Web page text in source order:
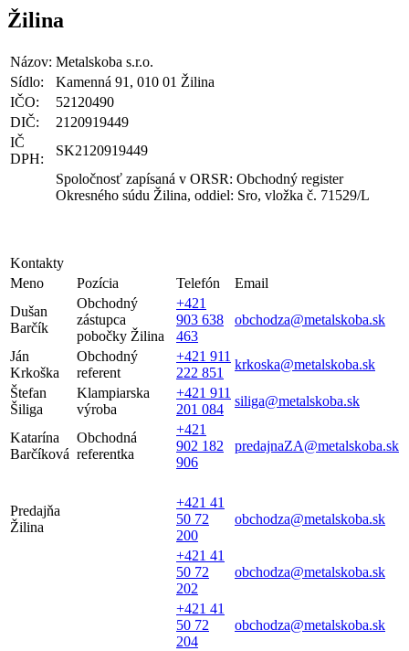
Žilina
Názov: Metalskoba s.r.o.
Sídlo:
Kamenná 91, 010 01 Žilina
IČO:
52120490
DIČ:
2120919449
IČ
DPH:
SK2120919449
Spoločnosť zapísaná v ORSR: Obchodný register
Okresného súdu Žilina, oddiel: Sro, vložka č. 71529/L
Kontakty
Meno
Pozícia Telefón
Email
Dušan
Barčík
Obchodný
zástupca
pobočky Žilina
+421
903 638
463
obchodza@metalskoba.sk
Ján
Krkoška
Obchodný
referent
+421 911
222 851
krkoska@metalskoba.sk
Štefan
Šiliga
Klampiarska
výroba
+421 911
201 084
siliga@metalskoba.sk
Katarína
Barčíková
Obchodná
referentka
+421
902 182
906
predajnaZA@metalskoba.sk
Predajňa
Žilina
+421 41
50 72
200
obchodza@metalskoba.sk
+421 41
50 72
202
obchodza@metalskoba.sk
+421 41
50 72
204
obchodza@metalskoba.sk